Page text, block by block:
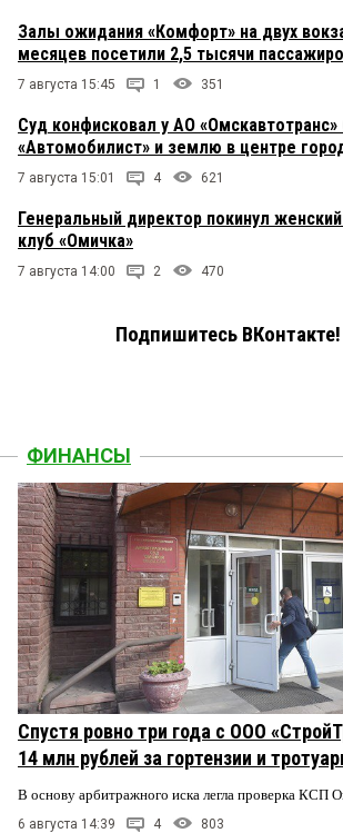
Залы ожидания «Комфорт» на двух
месяцев посетили 2,5 тысячи
7 августа 15:45 1 351
Суд конфисковал у АО «Омскавтотранс»
«Автомобилист» и землю в центре
7 августа 15:01 4 621
Генеральный директор покинул
клуб «Омичка»
7 августа 14:00 2 470
Подпишитесь ВКонтакте!
ФИНАНСЫ
Спустя ровно три года с ООО
14 млн рублей за гортензии и
В основу арбитражного иска легла проверка КСП
6 августа 14:39 4 803